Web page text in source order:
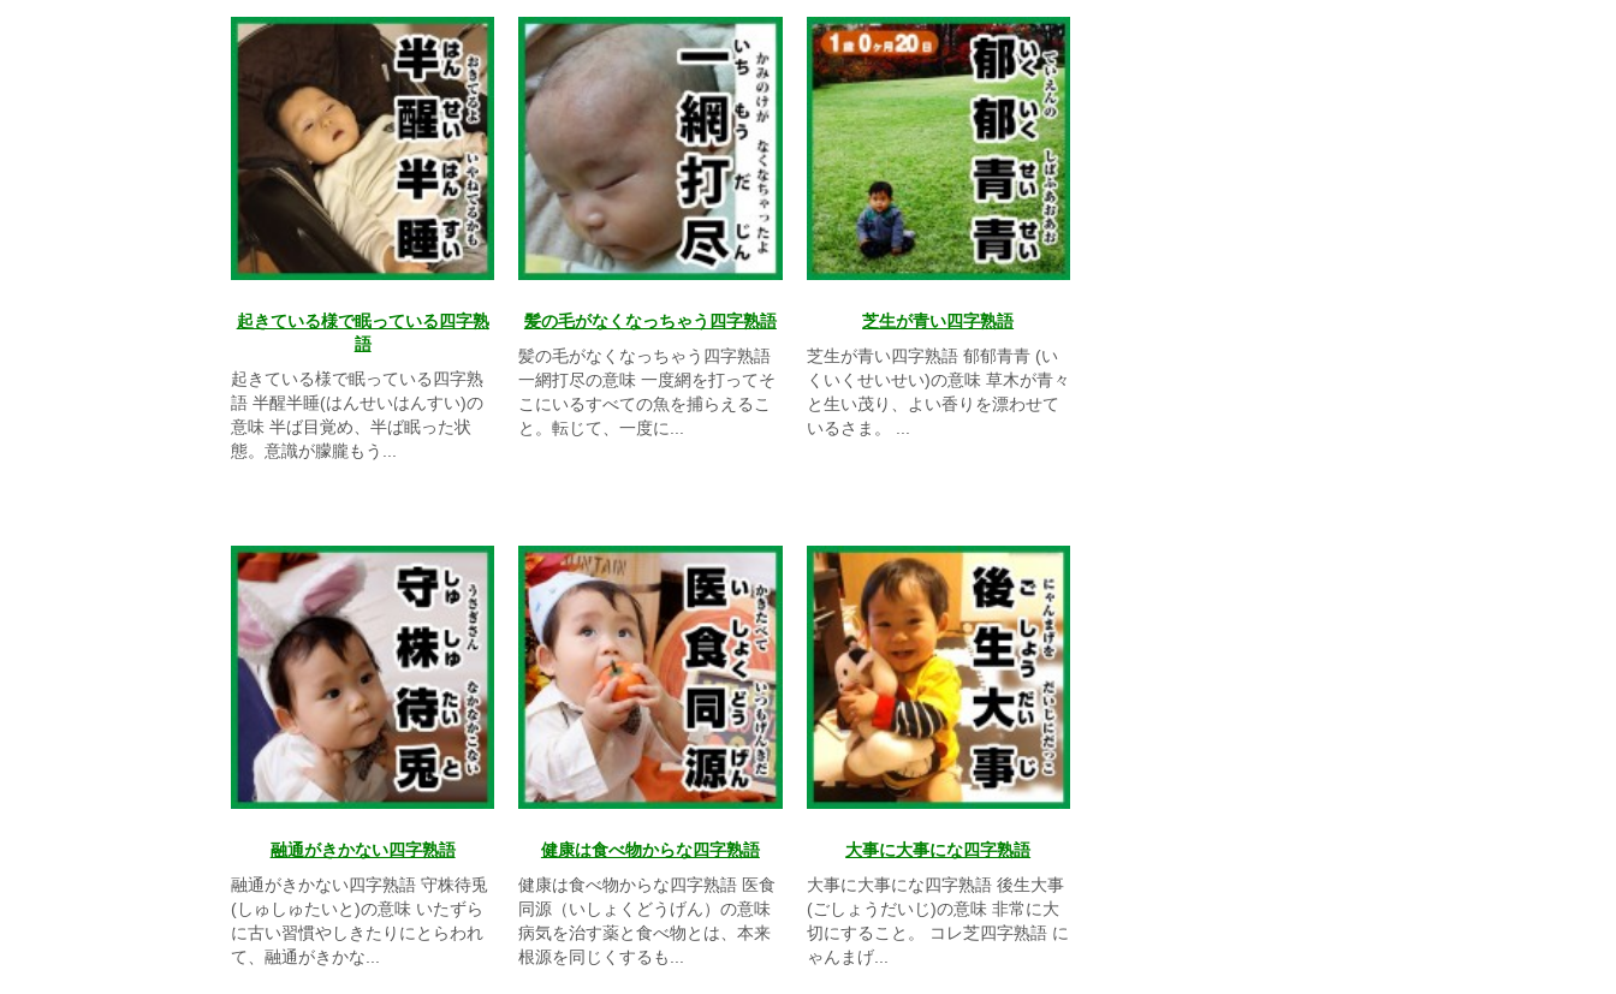
起きている様で眠っている四字熟
語
起きている様で眠っている四字熟
語 半醒半睡(はんせいはんすい)の
意味 半ば目覚め、半ば眠った状
態。意識が朦朧もう...
髪の毛がなくなっちゃう四字熟語
髪の毛がなくなっちゃう四字熟語
一網打尽の意味 一度網を打ってそ
こにいるすべての魚を捕らえるこ
と。転じて、一度に...
芝生が青い四字熟語
芝生が青い四字熟語 郁郁青青 (い
くいくせいせい)の意味 草木が青々
と生い茂り、よい香りを漂わせて
いるさま。 ...
融通がきかない四字熟語
融通がきかない四字熟語 守株待兎
(しゅしゅたいと)の意味 いたずら
に古い習慣やしきたりにとらわれ
て、融通がきかな...
健康は食べ物からな四字熟語
健康は食べ物からな四字熟語 医食
同源（いしょくどうげん）の意味
病気を治す薬と食べ物とは、本来
根源を同じくするも...
大事に大事にな四字熟語
大事に大事にな四字熟語 後生大事
(ごしょうだいじ)の意味 非常に大
切にすること。 コレ芝四字熟語 に
ゃんまげ...